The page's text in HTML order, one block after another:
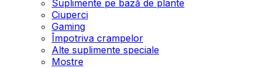
Suplimente pe bază de plante
Ciuperci
Gaming
Împotriva crampelor
Alte suplimente speciale
Mostre